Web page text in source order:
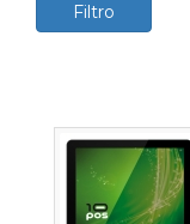
Filtro